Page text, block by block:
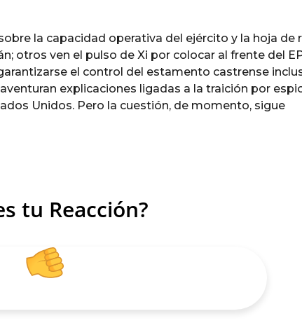
la capacidad operativa del ejército y la hoja de
otros ven el pulso de Xi por colocar al frente del
el control del estamento castrense
explicaciones ligadas a la traición por
Unidos. Pero la cuestión, de momento, sigue
tu Reacción?